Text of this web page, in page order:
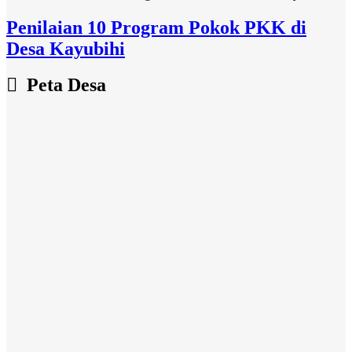
Penilaian 10 Program Pokok PKK di
Desa Kayubihi
Peta Desa